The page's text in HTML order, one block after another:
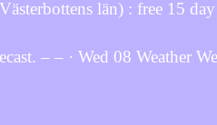
län) : free 15
– – · Wed 08 Weather